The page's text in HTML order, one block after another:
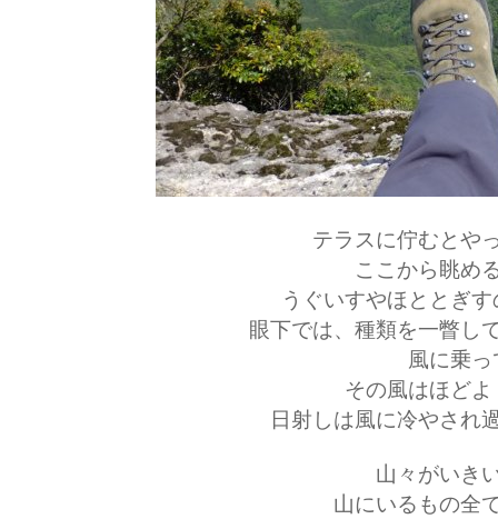
テラスに佇むとや
ここから眺め
うぐいすやほととぎ
眼下では、種類を一瞥し
風に乗
その風はほど
日射しは風に冷やされ
山々がいき
山にいるもの全